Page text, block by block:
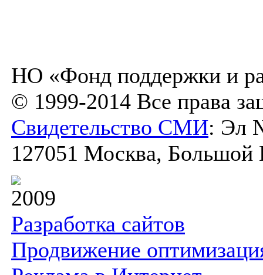
НО «Фонд поддержки и
© 1999-2014 Все права
Свидетельство СМИ: Эл
127051 Москва, Большой
2009
Разработка сайтов
Продвижение